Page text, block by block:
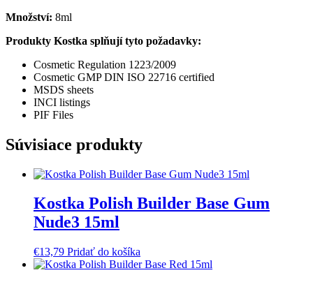
Množství: 8ml
Produkty Kostka splňují tyto požadavky:
Cosmetic Regulation 1223/2009
Cosmetic GMP DIN ISO 22716 certified
MSDS sheets
INCI listings
PIF Files
Súvisiace produkty
Kostka Polish Builder Base Gum
Nude3 15ml
€13,79 Pridať do košíka